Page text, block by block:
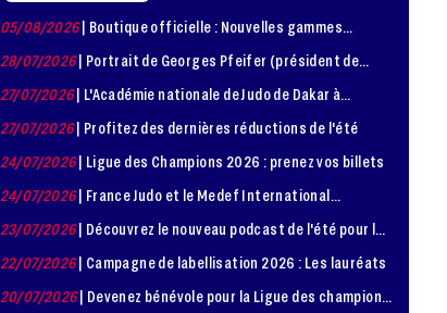
05/08/2026| Boutique officielle : Nouvelles gammes
disponible !
28/07/2026| Portrait de Georges Pfeifer (président de
1981 – 1986)
27/07/2026| L'Académie nationale de Judo de Dakar à
l'honneur
27/07/2026| Profitez des dernières réductions de l'été
24/07/2026| Ligue des Champions 2026 : prenez vos billets
24/07/2026| France Judo et le Medef International
organisent la troisième édition de la Journée de la
23/07/2026| Découvrez le nouveau podcast de l'été pour les
jeunes judokas
22/07/2026| Campagne de labellisation 2026 : Les lauréats
20/07/2026| Devenez bénévole pour la Ligue des champions